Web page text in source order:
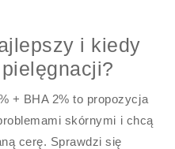
i kiedy
+ BHA 2% to propozycja
skórnymi i chcą
cerę. Sprawdzi się